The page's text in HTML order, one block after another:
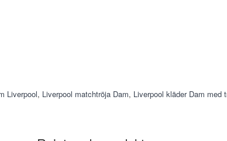
Liverpool, Liverpool matchtröja Dam, Liverpool kläder Dam med